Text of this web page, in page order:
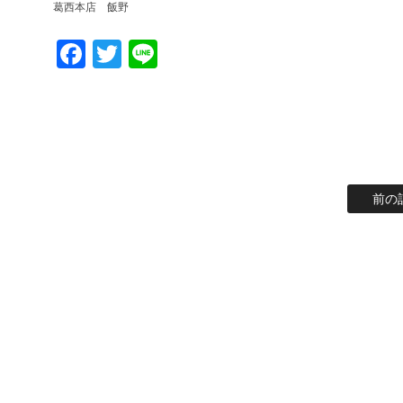
葛西本店 飯野
Facebook
Twitter
前の